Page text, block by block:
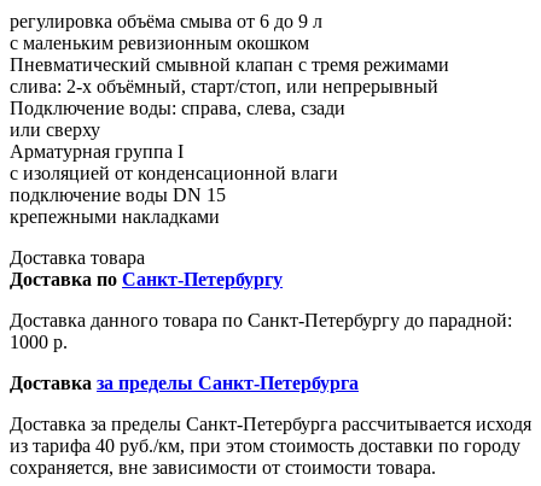
регулировка объёма смыва от 6 до 9 л
с маленьким ревизионным окошком
Пневматический смывной клапан с тремя режимами
слива: 2-х объёмный, старт/стоп, или непрерывный
Подключение воды: справа, слева, сзади
или сверху
Арматурная группа I
с изоляцией от конденсационной влаги
подключение воды DN 15
крепежными накладками
Доставка товара
Доставка по Санкт-Петербургу
Доставка данного товара по Санкт-Петербургу до парадной:
1000 р.
Доставка за пределы Санкт-Петербурга
Доставка за пределы Санкт-Петербурга рассчитывается исходя
из тарифа 40 руб./км, при этом стоимость доставки по городу
сохраняется, вне зависимости от стоимости товара.